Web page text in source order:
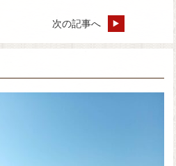
次の記事へ